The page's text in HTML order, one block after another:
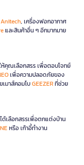
Anitech, เครื่องฟอกอากาศ
และสินค้าอื่น ๆ อีกมากมาย
คุณเลือกสรร เพื่อตอบโจทย์
เพื่อความปลอดภัยของ
เมาส์คอมโบGEEZERที่ช่วย
เลือกสรรเพื่อตกแต่งบ้าน
หรือ เก้าอี้ทำงาน